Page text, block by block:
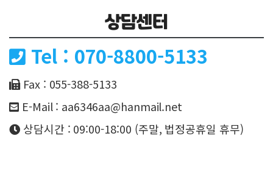
상담센터
Tel : 070-8800-5133
Fax : 055-388-5133
E-Mail : aa6346aa@hanmail.net
상담시간 : 09:00-18:00 (주말, 법정공휴일 휴무)